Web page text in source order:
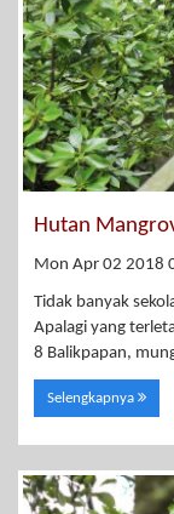
Hutan
Mon Apr 02 2018
Tidak banyak
Apalagi yang
8 Balikpapan,
Selengkapnya